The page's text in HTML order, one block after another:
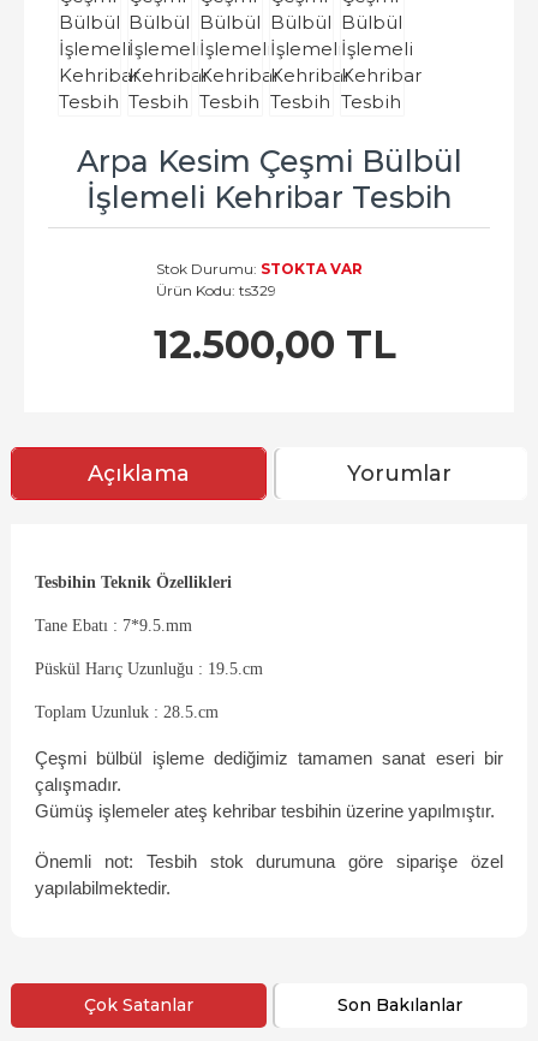
Arpa Kesim Çeşmi Bülbül
İşlemeli Kehribar Tesbih
12.500,00 TL
Stok Durumu: STOKTA VAR
Ürün Kodu: ts329
Açıklama Yorumlar
Tesbihin Teknik Özellikleri
Tane Ebatı : 7*9.5.mm
Püskül Harıç Uzunluğu : 19.5.cm
Toplam Uzunluk : 28.5.cm
Çeşmi bülbül işleme dediğimiz tamamen sanat eseri bir
çalışmadır.
Gümüş işlemeler ateş kehribar tesbihin üzerine yapılmıştır.
Önemli not: Tesbih stok durumuna göre siparişe özel
yapılabilmektedir.
Çok Satanlar Son Bakılanlar